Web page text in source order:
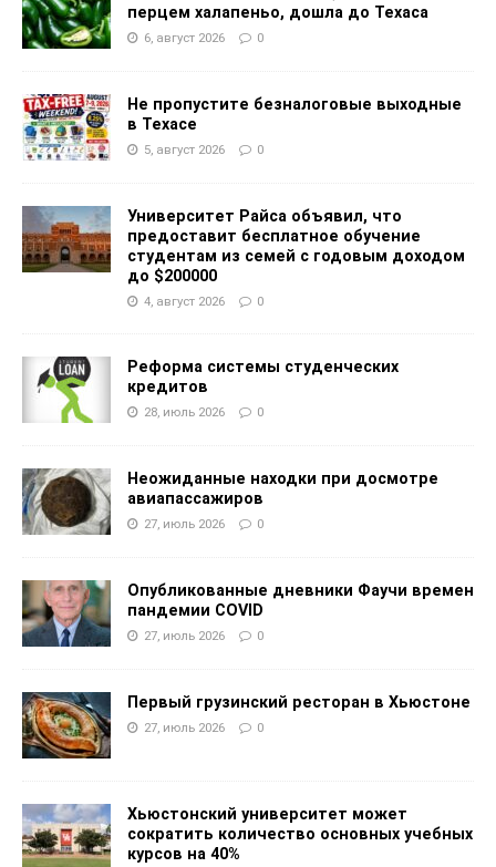
перцем халапеньо, дошла до Техаса
6, август 2026 0
Не пропустите безналоговые выходные
в Техасе
5, август 2026 0
Университет Райса объявил, что
предоставит бесплатное обучение
студентам из семей с годовым доходом
до $200000
4, август 2026 0
Реформа системы студенческих
кредитов
28, июль 2026 0
Неожиданные находки при досмотре
авиапассажиров
27, июль 2026 0
Опубликованные дневники Фаучи времен
пандемии COVID
27, июль 2026 0
Первый грузинский ресторан в Хьюстоне
27, июль 2026 0
Хьюстонский университет может
сократить количество основных учебных
курсов на 40%